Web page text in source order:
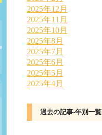
2025年12月
2025年11月
2025年10月
2025年8月
2025年7月
2025年6月
2025年5月
2025年4月
過去の記事-年別一覧